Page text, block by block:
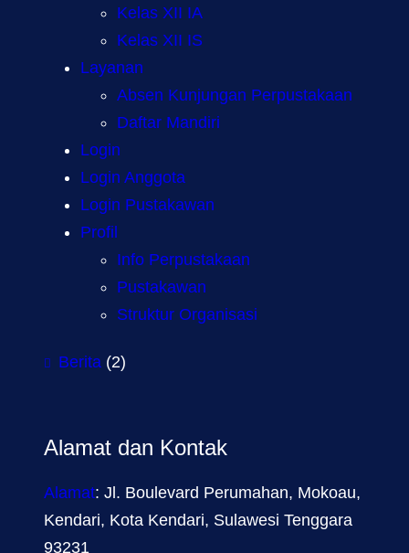
Kelas XII IA
Kelas XII IS
Layanan
Absen Kunjungan Perpustakaan
Daftar Mandiri
Login
Login Anggota
Login Pustakawan
Profil
Info Perpustakaan
Pustakawan
Struktur Organisasi
Berita (2)
Alamat dan Kontak
Alamat: Jl. Boulevard Perumahan, Mokoau,
Kendari, Kota Kendari, Sulawesi Tenggara
93231